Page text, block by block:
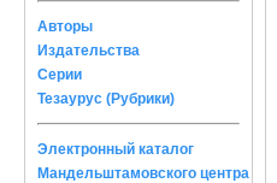
Авторы
Издательства
Серии
Тезаурус (Рубрики)
Электронный каталог
Мандельштамовского центра